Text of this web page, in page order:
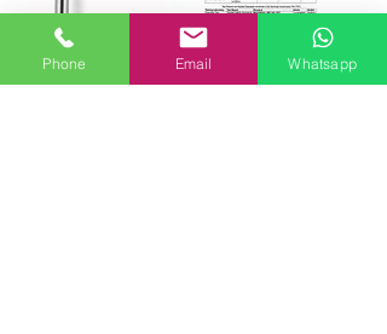
Phone Email Whatsapp